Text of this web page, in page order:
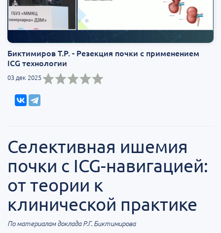
Биктимиров Т.Р. - Резекция почки с применением
ICG технологии
03 дек 2025
Селективная ишемия
почки с ICG-навигацией:
от теории к
клинической практике
По материалам доклада Р.Г. Биктимирова